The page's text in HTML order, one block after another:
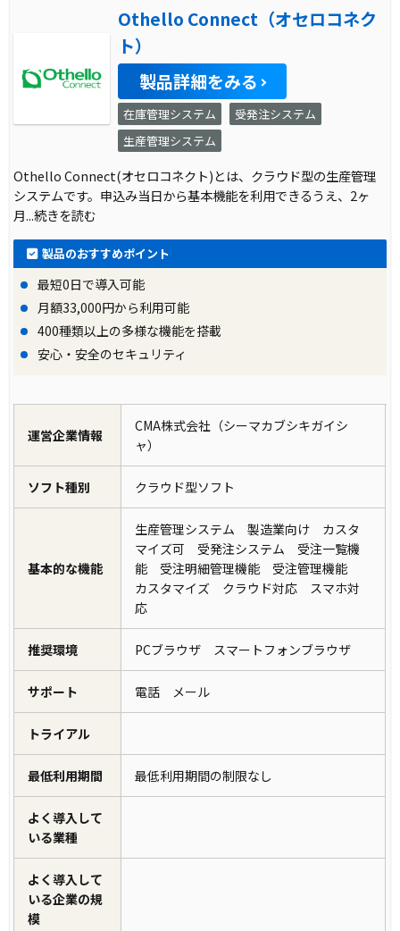
Othello Connect（オセロコネク
ト）
製品詳細をみる
在庫管理システム
受発注システム
生産管理システム
Othello Connect(オセロコネクト)とは、クラウド型の生産管理
システムです。申込み当日から基本機能を利用できるうえ、2ヶ
月...続きを読む
製品のおすすめポイント
最短0日で導入可能
月額33,000円から利用可能
400種類以上の多様な機能を搭載
安心・安全のセキュリティ
運営企業情報
CMA株式会社（シーマカブシキガイシ
ャ）
ソフト種別 クラウド型ソフト
基本的な機能
生産管理システム 製造業向け カスタ
マイズ可 受発注システム 受注一覧機
能 受注明細管理機能 受注管理機能
カスタマイズ クラウド対応 スマホ対
応
推奨環境 PCブラウザ スマートフォンブラウザ
サポート 電話 メール
トライアル
最低利用期間 最低利用期間の制限なし
よく導入して
いる業種
よく導入して
いる企業の規
模